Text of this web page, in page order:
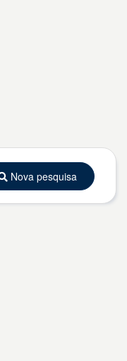
Nova pesquisa